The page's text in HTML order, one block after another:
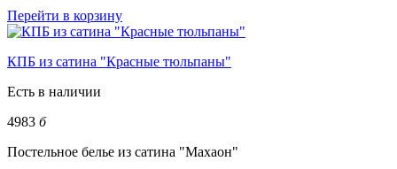
Перейти в корзину
КПБ из сатина "Красные тюльпаны"
Есть в наличии
4983 б
Постельное белье из сатина "Махаон"